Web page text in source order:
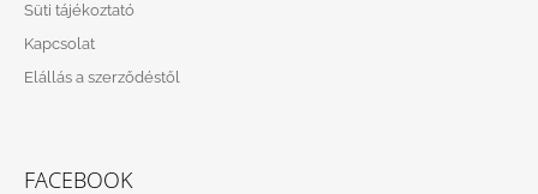
Süti tájékoztató
Kapcsolat
Elállás a szerződéstől
FACEBOOK